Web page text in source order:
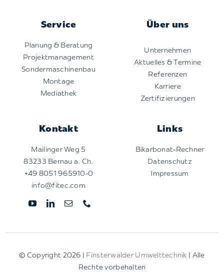
Service
Planung & Beratung
Projektmanagement
Sondermaschinenbau
Montage
Mediathek
Über uns
Unternehmen
Aktuelles & Termine
Referenzen
Karriere
Zertifizierungen
Kontakt
Mailinger Weg 5
83233 Bernau a. Ch.
+49 8051 965910-0
info@fitec.com
Links
Bikarbonat-Rechner
Datenschutz
Impressum
© Copyright 2026 | Finsterwalder Umwelttechnik | Alle
Rechte vorbehalten